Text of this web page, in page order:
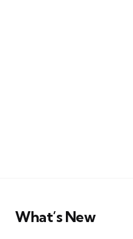
What’s New